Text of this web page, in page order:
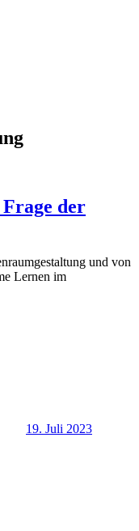
der
und von
Lernen im
19. Juli 2023